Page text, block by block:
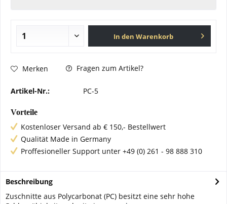
In den Warenkorb
Merken Fragen zum Artikel?
Artikel-Nr.: PC-5
Vorteile
Kostenloser Versand ab € 150,- Bestellwert
Qualität Made in Germany
Proffesioneller Support unter +49 (0) 261 - 98 888 310
Beschreibung
Zuschnitte aus Polycarbonat (PC) besitzt eine sehr hohe